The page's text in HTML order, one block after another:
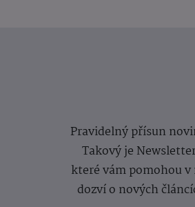
Pravidelný přísun
Takový je
které vám pomohou
dozví o nových